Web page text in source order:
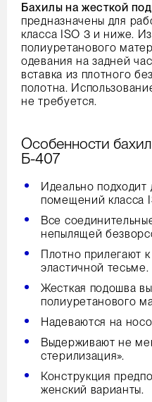
Бахилы на жесткой
предназначены для
класса ISO 3 и ниже.
полиуретанового
одевания на задней
вставка из плотного
полотна.
не требуется.
Особенности
Б-407
Идеально подходит
помещений класса
Все
непылящей
Плотно прилегают
эластичной тесьме.
Жесткая подошва
полиуретанового
Надеваются на
Выдерживают не
стерилизация».
Конструкция
женский варианты.